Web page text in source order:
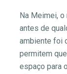
Na Meimei,
antes de
ambiente foi
permitem
espaço para